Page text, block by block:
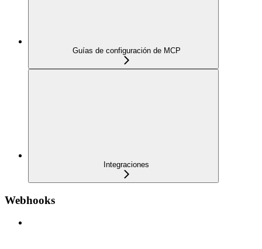
Guías de configuración de MCP
Integraciones
Webhooks